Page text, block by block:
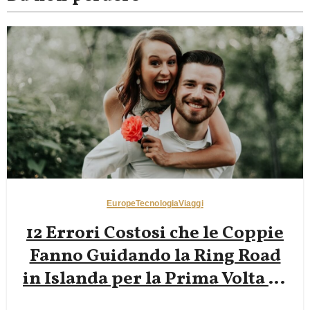
EuropeTecnologiaViaggi
12 Errori Costosi che le Coppie
Fanno Guidando la Ring Road
in Islanda per la Prima Volta —